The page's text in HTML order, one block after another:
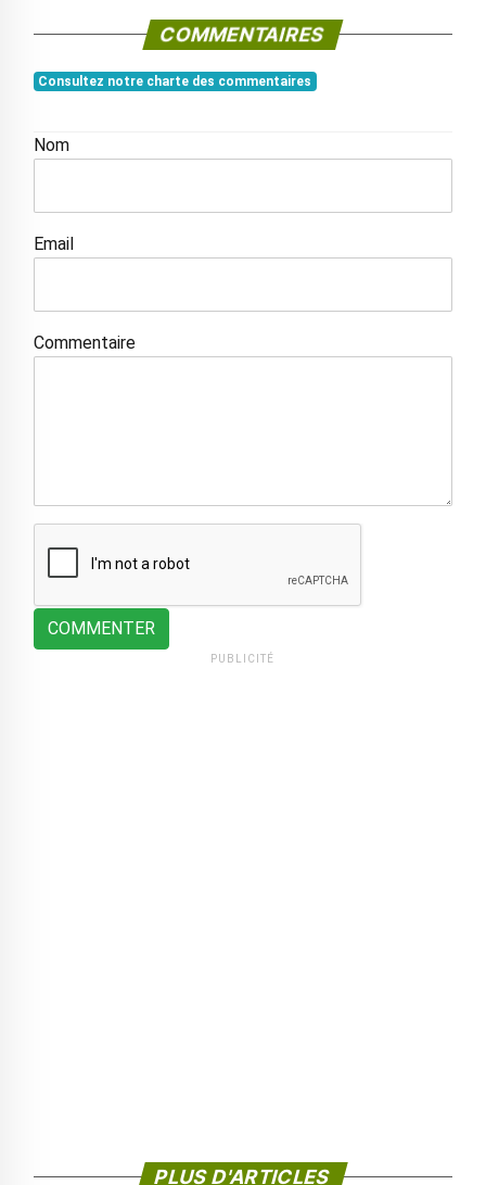
COMMENTAIRES
Consultez notre charte des commentaires
Nom
Email
Commentaire
COMMENTER
PUBLICITÉ
PLUS D'ARTICLES